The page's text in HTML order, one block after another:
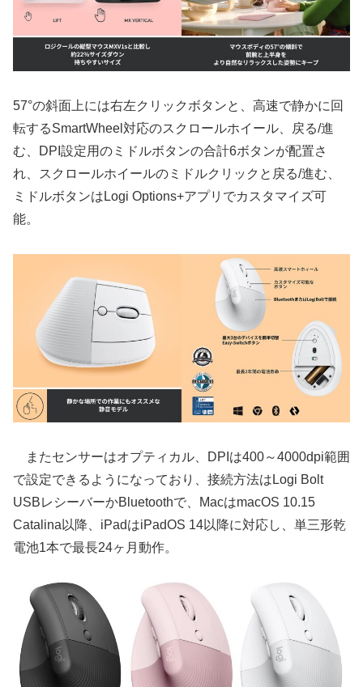
57°の斜面上には右左クリックボタンと、高速で静かに回
転するSmartWheel対応のスクロールホイール、戻る/進
む、DPI設定用のミドルボタンの合計6ボタンが配置さ
れ、スクロールホイールのミドルクリックと戻る/進む、
ミドルボタンはLogi Options+アプリでカスタマイズ可
能。
またセンサーはオプティカル、DPIは400～4000dpi範囲
で設定できるようになっており、接続方法はLogi Bolt
USBレシーバーかBluetoothで、MacはmacOS 10.15
Catalina以降、iPadはiPadOS 14以降に対応し、単三形乾
電池1本で最長24ヶ月動作。